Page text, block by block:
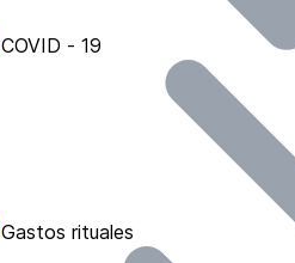
COVID - 19
Gastos rituales